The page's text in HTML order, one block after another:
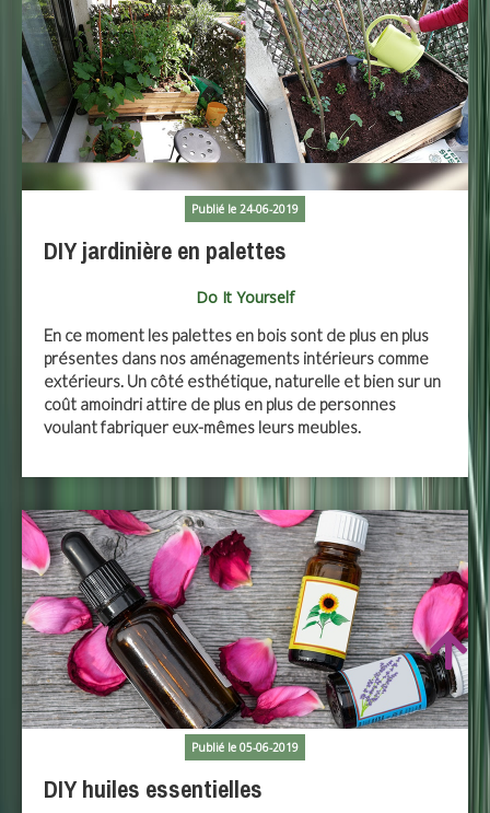
Publié le 24-06-2019
DIY jardinière en palettes
Do It Yourself
En ce moment les palettes en bois sont de plus en plus
présentes dans nos aménagements intérieurs comme
extérieurs. Un côté esthétique, naturelle et bien sur un
coût amoindri attire de plus en plus de personnes
voulant fabriquer eux-mêmes leurs meubles.
Publié le 05-06-2019
DIY huiles essentielles